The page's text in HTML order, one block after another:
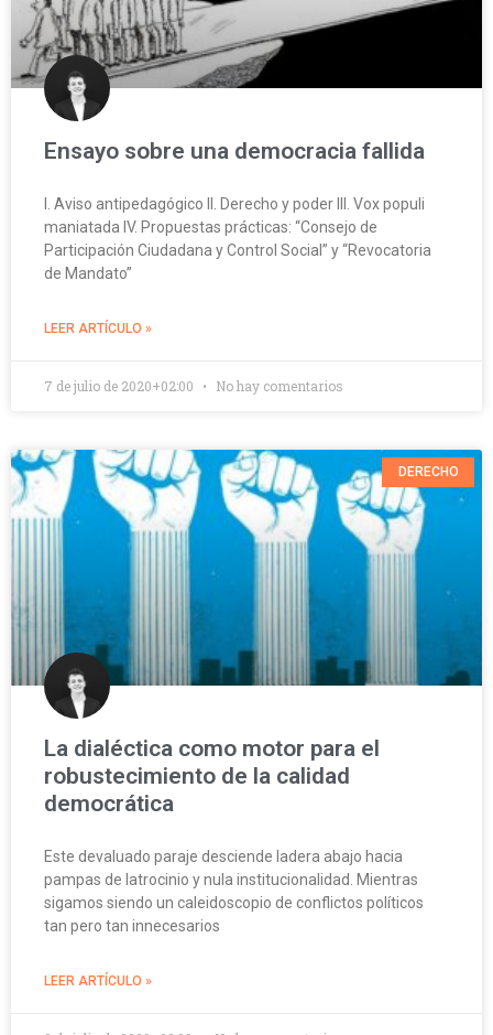
Ensayo sobre una democracia fallida
I. Aviso antipedagógico II. Derecho y poder III. Vox populi
maniatada IV. Propuestas prácticas: “Consejo de
Participación Ciudadana y Control Social” y “Revocatoria
de Mandato”
LEER ARTÍCULO »
7 de julio de 2020+02:00 No hay comentarios
DERECHO
La dialéctica como motor para el
robustecimiento de la calidad
democrática
Este devaluado paraje desciende ladera abajo hacia
pampas de latrocinio y nula institucionalidad. Mientras
sigamos siendo un caleidoscopio de conflictos políticos
tan pero tan innecesarios
LEER ARTÍCULO »